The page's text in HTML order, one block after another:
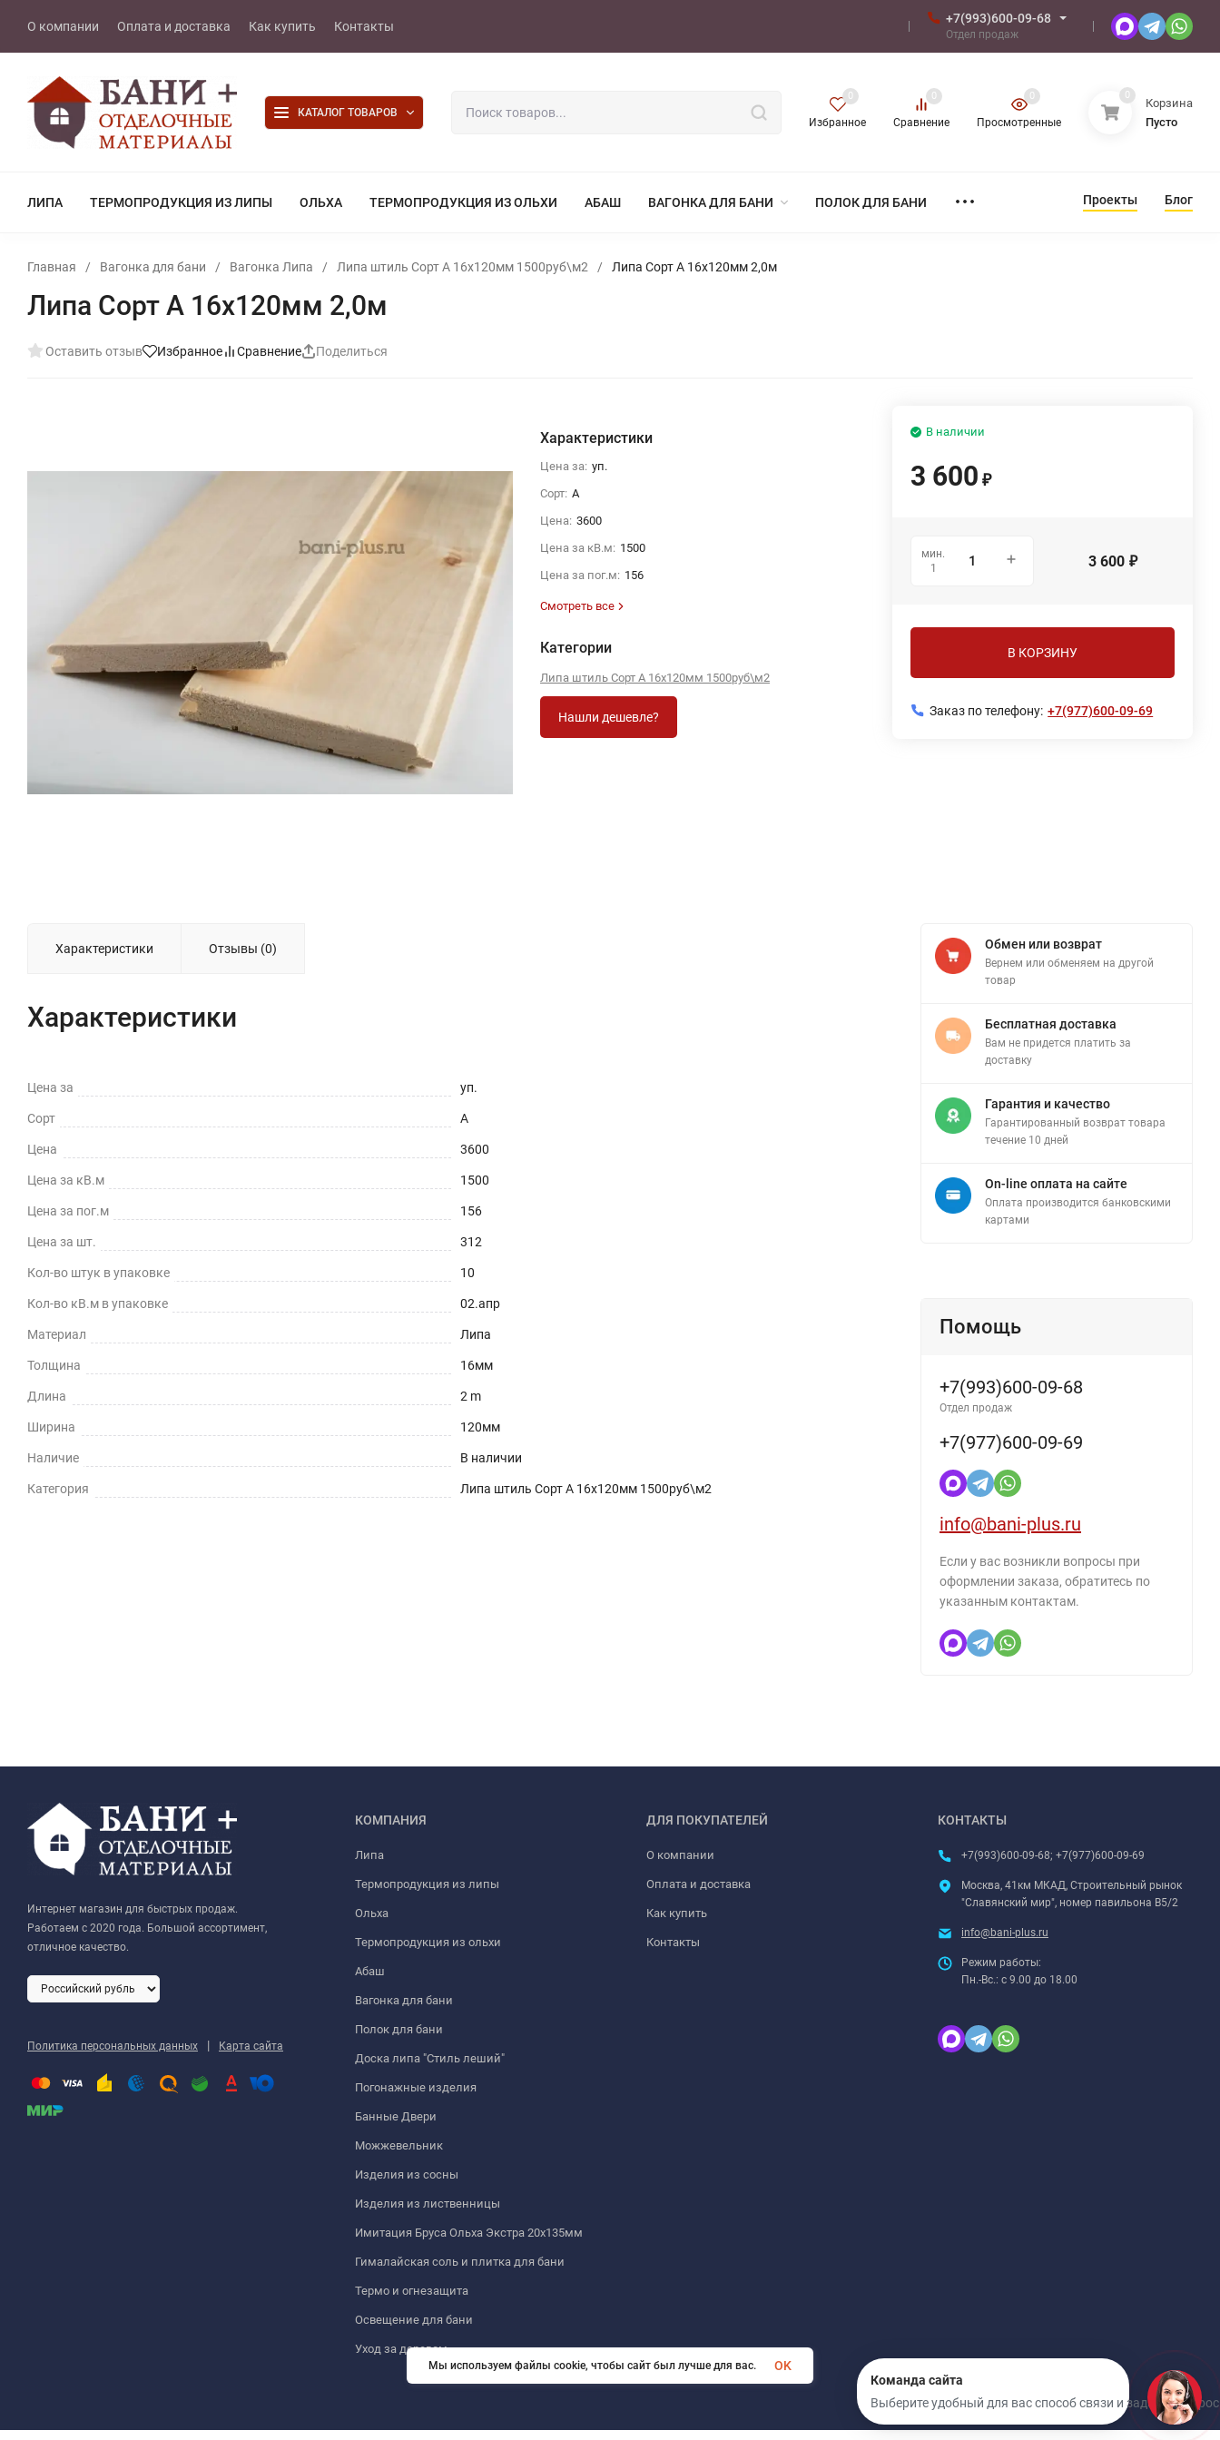
О компании Оплата и доставка Как купить Контакты
+7(993)600-09-68
Отдел продаж
КАТАЛОГ ТОВАРОВ
Избранное
0
Сравнение
0
Просмотренные
0 0
Корзина
Пусто
ЛИПА ТЕРМОПРОДУКЦИЯ ИЗ ЛИПЫ ОЛЬХА ТЕРМОПРОДУКЦИЯ ИЗ ОЛЬХИ АБАШ ВАГОНКА ДЛЯ БАНИ ПОЛОК ДЛЯ БАНИ Проекты Блог
Главная / Вагонка для бани / Вагонка Липа / Липа штиль Сорт А 16х120мм 1500руб\м2 / Липа Сорт А 16х120мм 2,0м
Липа Сорт А 16х120мм 2,0м
Оставить отзыв Избранное Сравнение Поделиться
Характеристики
Цена за: уп.
Сорт: A
Цена: 3600
Цена за кВ.м: 1500
Цена за пог.м: 156
Смотреть все
Категории
Липа штиль Сорт А 16х120мм 1500руб\м2
В наличии
3 600 ₽
мин.
1
3 600 ₽
В КОРЗИНУ
Заказ по телефону: +7(977)600-09-69
Характеристики Отзывы (0)
Характеристики
Цена за уп.
Сорт A
Цена 3600
Цена за кВ.м 1500
Цена за пог.м 156
Цена за шт. 312
Кол-во штук в упаковке 10
Кол-во кВ.м в упаковке 02.апр
Материал Липа
Толщина 16мм
Длина 2 m
Ширина 120мм
Наличие В наличии
Категория Липа штиль Сорт А 16х120мм 1500руб\м2
Обмен или возврат
Вернем или обменяем на другой
товар
Бесплатная доставка
Вам не придется платить за
доставку
Гарантия и качество
Гарантированный возврат товара
течение 10 дней
On-line оплата на сайте
Оплата производится банковскими
картами
Помощь
+7(993)600-09-68
Отдел продаж
+7(977)600-09-69
info@bani-plus.ru
Если у вас возникли вопросы при
оформлении заказа, обратитесь по
указанным контактам.
Интернет магазин для быстрых продаж.
Работаем с 2020 года. Большой ассортимент,
отличное качество.
Политика персональных данных | Карта сайта
КОМПАНИЯ
Липа
Термопродукция из липы
Ольха
Термопродукция из ольхи
Абаш
Вагонка для бани
Полок для бани
Доска липа "Стиль леший"
Погонажные изделия
Банные Двери
Можжевельник
Изделия из сосны
Изделия из лиственницы
Имитация Бруса Ольха Экстра 20х135мм
Гималайская соль и плитка для бани
Термо и огнезащита
Освещение для бани
Уход за деревом
ДЛЯ ПОКУПАТЕЛЕЙ
О компании
Оплата и доставка
Как купить
Контакты
КОНТАКТЫ
+7(993)600-09-68; +7(977)600-09-69
Москва, 41км МКАД, Строительный рынок
"Славянский мир", номер павильона В5/2
info@bani-plus.ru
Режим работы:
Пн.-Вс.: с 9.00 до 18.00
Мы используем файлы cookie, чтобы сайт был лучше для вас.
OK
Команда сайта
Выберите удобный для вас способ связи и задайте вопрос